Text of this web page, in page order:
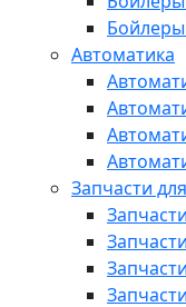
Автоматика
Запчасти